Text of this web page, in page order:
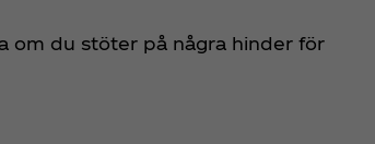
om du stöter på några hinder för